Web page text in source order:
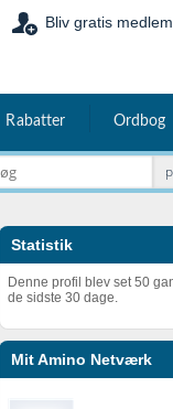
Bliv gratis medlem
Rabatter Ordbog
Statistik
Denne profil blev set 50
de sidste 30 dage.
Mit Amino Netværk